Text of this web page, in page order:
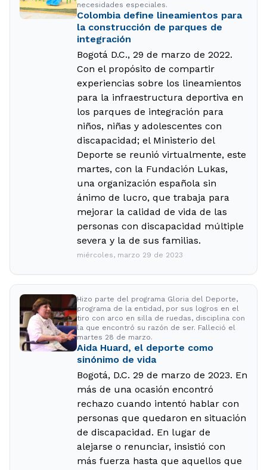
necesidades especiales.
Colombia define lineamientos para
la construcción de parques de
integración
Bogotá D.C., 29 de marzo de 2022.
Con el propósito de compartir
experiencias sobre los lineamientos
para la infraestructura deportiva en
los parques de integración para
niños, niñas y adolescentes con
discapacidad; el Ministerio del
Deporte se reunió virtualmente, este
martes, con la Fundación Lukas,
una organización española sin
ánimo de lucro, que trabaja para
mejorar la calidad de vida de las
personas con discapacidad múltiple
severa y la de sus familias.
miércoles, marzo 29 de 2023
Hizo parte del programa Gloria del Deporte,
programa de la entidad, por sus logros en el
tiro con arco en silla de ruedas, disciplina con
la que encontró su razón de ser. Falleció el
martes 28 de marzo.
Aida Huard, el deporte como
sinónimo de vida
Bogotá, D.C. 29 de marzo de 2023. En
más de una ocasión encontró
rechazo cuando intentó hablar con
personas que quedaron en situación
de discapacidad. En lugar de
alejarse o renunciar, insistió con
más fuerza hasta que aquellos que